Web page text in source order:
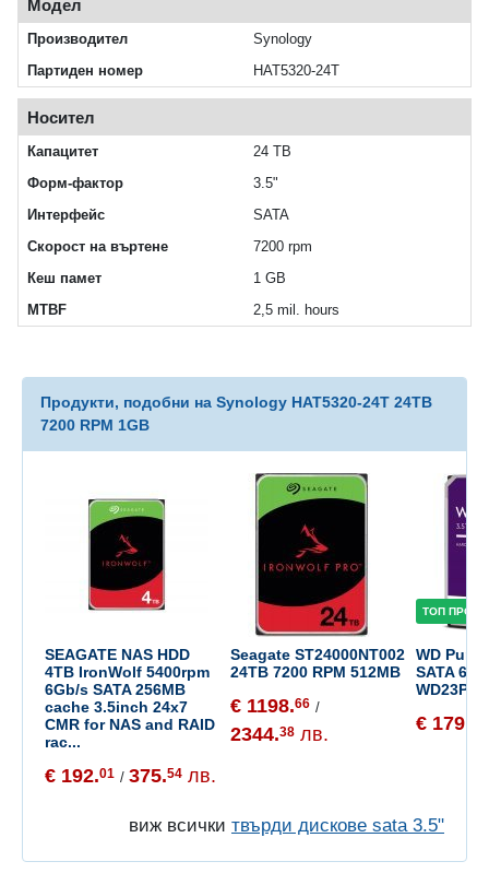
Модел
Производител
Synology
Партиден номер
HAT5320-24T
Носител
Капацитет
24 TB
Форм-фактор
3.5"
Интерфейс
SATA
Скорост на въртене
7200 rpm
Кеш памет
1 GB
MTBF
2,5 mil. hours
Продукти, подобни на Synology HAT5320-24T 24TB
7200 RPM 1GB
SEAGATE NAS HDD
4TB IronWolf 5400rpm
6Gb/s SATA 256MB
cache 3.5inch 24x7
CMR for NAS and RAID
rac...
€ 192.01 / 375.54 лв.
Seagate ST24000NT002
24TB 7200 RPM 512MB
€ 1198.66 /
2344.38 лв.
ТОП
WD
SATA
€ 179.
виж всички твърди дискове sata 3.5"